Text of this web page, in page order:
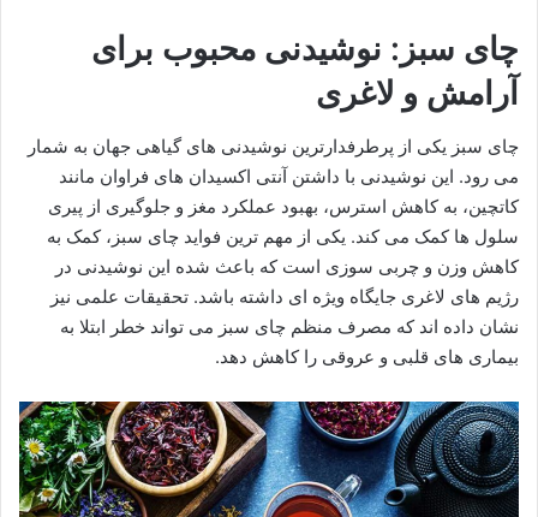
چای سبز: نوشیدنی محبوب برای
آرامش و لاغری
چای سبز یکی از پرطرفدارترین نوشیدنی های گیاهی جهان به شمار
می رود. این نوشیدنی با داشتن آنتی اکسیدان های فراوان مانند
کاتچین، به کاهش استرس، بهبود عملکرد مغز و جلوگیری از پیری
سلول ها کمک می کند. یکی از مهم ترین فواید چای سبز، کمک به
کاهش وزن و چربی سوزی است که باعث شده این نوشیدنی در
رژیم های لاغری جایگاه ویژه ای داشته باشد. تحقیقات علمی نیز
نشان داده اند که مصرف منظم چای سبز می تواند خطر ابتلا به
بیماری های قلبی و عروقی را کاهش دهد.